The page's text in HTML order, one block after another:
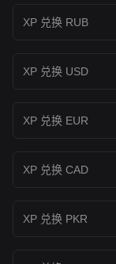
XP 兑换 RUB
XP 兑换 USD
XP 兑换 EUR
XP 兑换 CAD
XP 兑换 PKR